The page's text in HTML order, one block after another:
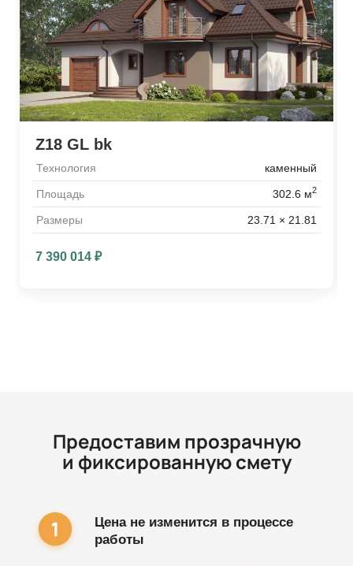
Z18 GL bk
Технология каменный
Площадь 302.6 м2
Размеры 23.71 × 21.81
7 390 014₽
Предоставим прозрачную
и фиксированную смету
Цена не изменится в процессе
работы